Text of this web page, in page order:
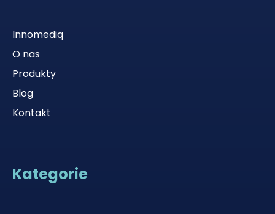
Innomediq
O nas
Produkty
Blog
Kontakt
Kategorie